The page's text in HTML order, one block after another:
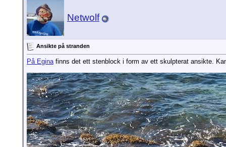
Netwolf
Ansikte på stranden
På Eginafinns det ett stenblock i form av ett skulpterat ansikte.